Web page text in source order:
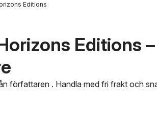
Editions
Editions –
författaren . Handla med fri frakt och